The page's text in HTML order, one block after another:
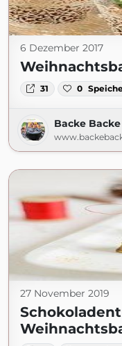
6 Dezember 2017
31 0
Backe
27 November 2019